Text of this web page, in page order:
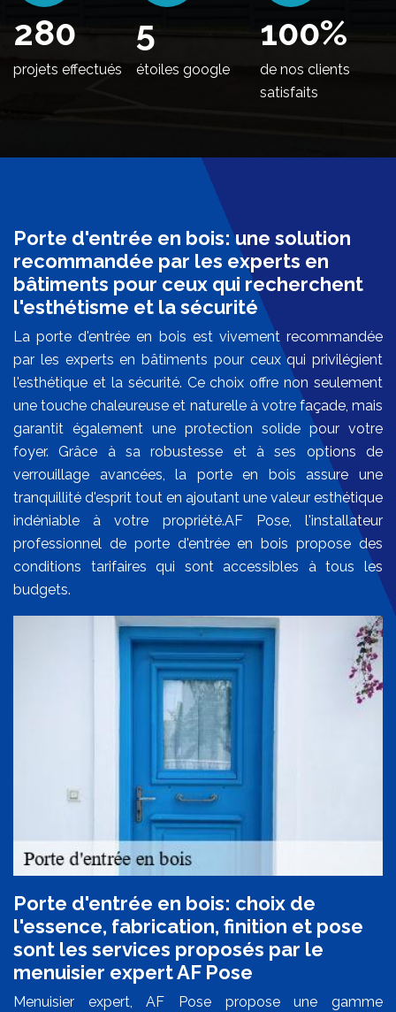
330
projets effectués
5
étoiles google
100%
de nos clients
satisfaits
Porte d'entrée en bois: une solution
recommandée par les experts en
bâtiments pour ceux qui recherchent
l'esthétisme et la sécurité
La porte d'entrée en bois est vivement recommandée
par les experts en bâtiments pour ceux qui privilégient
l'esthétique et la sécurité. Ce choix offre non seulement
une touche chaleureuse et naturelle à votre façade, mais
garantit également une protection solide pour votre
foyer. Grâce à sa robustesse et à ses options de
verrouillage avancées, la porte en bois assure une
tranquillité d'esprit tout en ajoutant une valeur esthétique
indéniable à votre propriété.AF Pose, l'installateur
professionnel de porte d'entrée en bois propose des
conditions tarifaires qui sont accessibles à tous les
budgets.
Porte d'entrée en bois: choix de
l'essence, fabrication, finition et pose
sont les services proposés par le
menuisier expert AF Pose
Menuisier expert, AF Pose propose une gamme